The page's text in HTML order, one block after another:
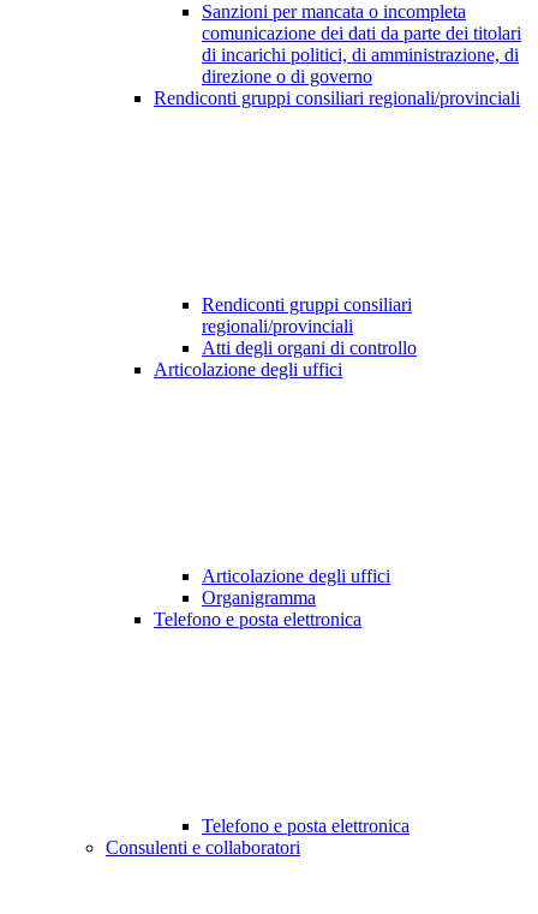
Sanzioni per mancata o incompleta
comunicazione dei dati da parte dei titolari
di incarichi politici, di amministrazione, di
direzione o di governo
Rendiconti gruppi consiliari regionali/provinciali
Rendiconti gruppi consiliari
regionali/provinciali
Atti degli organi di controllo
Articolazione degli uffici
Articolazione degli uffici
Organigramma
Telefono e posta elettronica
Telefono e posta elettronica
Consulenti e collaboratori